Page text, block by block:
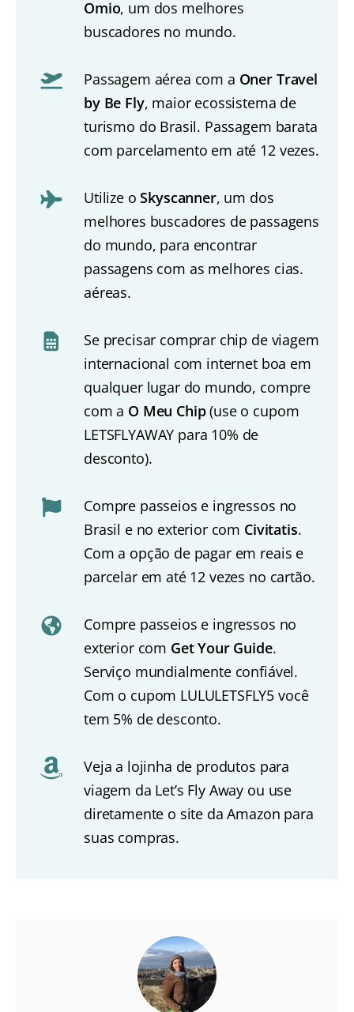
Omio, um dos melhores
buscadores no mundo.
Passagem aérea com a Oner Travel
by Be Fly, maior ecossistema de
turismo do Brasil. Passagem barata
com parcelamento em até 12 vezes.
Utilize oSkyscanner, um dos
melhores buscadores de passagens
do mundo, para encontrar
passagens com as melhores cias.
aéreas.
Se precisar comprar chip de viagem
internacional com internet boa em
qualquer lugar do mundo, compre
com a O Meu Chip(use o cupom
LETSFLYAWAY para 10% de
desconto).
Compre passeios e ingressos no
Brasil e no exterior com Civitatis.
Com a opção de pagar em reais e
parcelar em até 12 vezes no cartão.
Compre passeios e ingressos no
exterior com Get Your Guide.
Serviço mundialmente confiável.
Com o cupom LULULETSFLY5 você
tem 5% de desconto.
Veja a lojinha de produtos para
viagem da Let’s Fly Away ou use
diretamente o site da Amazon para
suas compras.